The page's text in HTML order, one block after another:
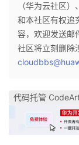
（华为云社区
和本社区有权追
容，欢迎发送邮
社区将立刻删除
代码托管